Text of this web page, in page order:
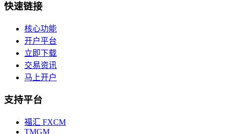
快速链接
核心功能
开户平台
立即下载
交易资讯
马上开户
支持平台
福汇 FXCM
TMGM